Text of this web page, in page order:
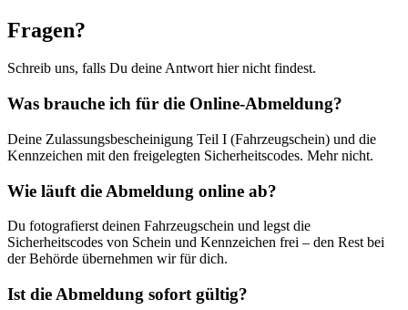
Fragen?
Schreib uns, falls Du deine Antwort hier nicht findest.
Was brauche ich für die Online-Abmeldung?
Deine Zulassungsbescheinigung Teil I (Fahrzeugschein) und die
Kennzeichen mit den freigelegten Sicherheitscodes. Mehr nicht.
Wie läuft die Abmeldung online ab?
Du fotografierst deinen Fahrzeugschein und legst die
Sicherheitscodes von Schein und Kennzeichen frei – den Rest bei
der Behörde übernehmen wir für dich.
Ist die Abmeldung sofort gültig?